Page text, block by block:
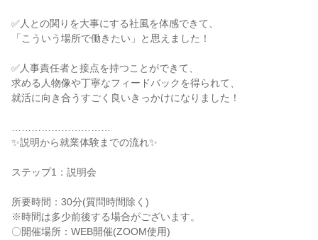
✅人との関りを大事にする社風を体感できて、
「こういう場所で働きたい」と思えました！
✅人事責任者と接点を持つことができて、
求める人物像や丁寧なフィードバックを得られて、
就活に向き合うすごく良いきっかけになりました！
✨️説明から就業体験までの流れ✨️
ステップ1：説明会
所要時間：30分(質問時間除く)
※時間は多少前後する場合がございます。
〇開催場所：WEB開催(ZOOM使用)